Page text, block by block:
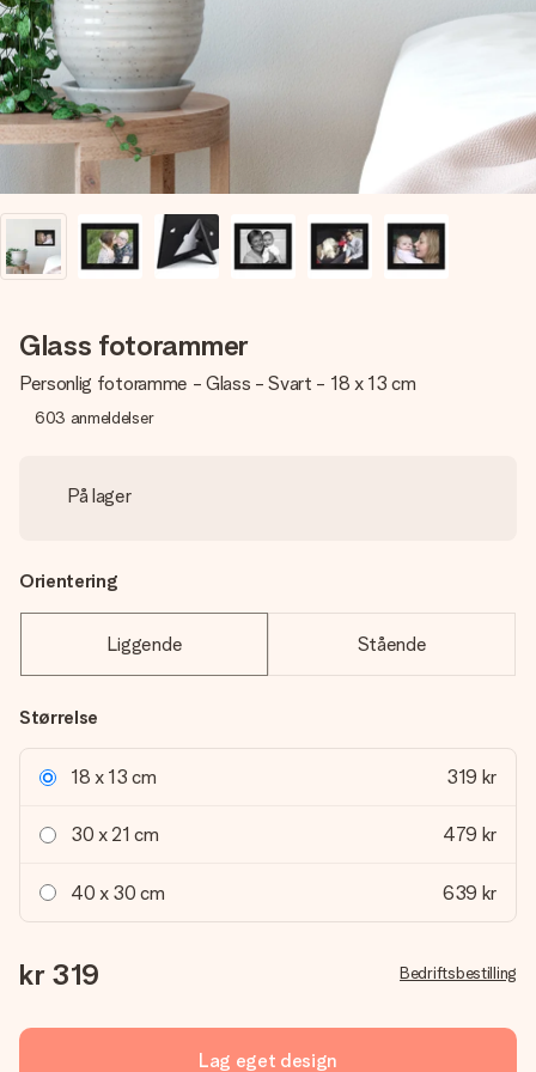
et bilde av dere eller en beskjed som virkelig berører
hjertet. Ikke noe tull, bare masse kjærlighet i øyeblikket.
Glass fotorammer
Personlig fotoramme - Glass - Svart - 18 x 13 cm
603 anmeldelser
På lager
Orientering
Liggende Stående
Størrelse
18 x 13 cm 319 kr
30 x 21 cm 479 kr
40 x 30 cm 639 kr
kr 319 Bedriftsbestilling
Lag eget design